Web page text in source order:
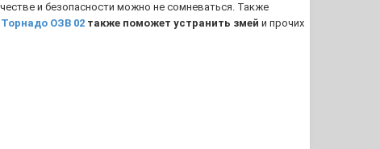
и безопасности можно не сомневаться. Также
ОЗВ 02 также поможет устранить змей и прочих